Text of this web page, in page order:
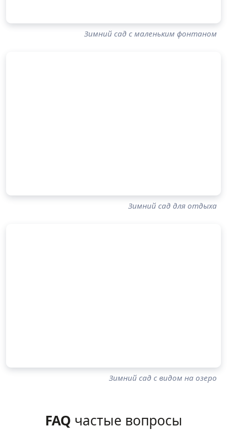
Зимний сад с маленьким фонтаном
Зимний сад для отдыха
Зимний сад с видом на озеро
FAQ частые вопросы